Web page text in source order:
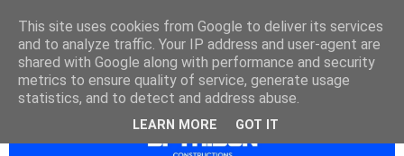
This site uses cookies from Google to deliver its services
and to analyze traffic. Your IP address and user-agent are
shared with Google along with performance and security
metrics to ensure quality of service, generate usage
statistics, and to detect and address abuse.
LEARN MORE GOT IT